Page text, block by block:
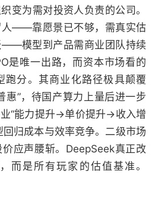
变为需对投资人负责的公司。
人——靠愿景已不够，需真实估
——模型到产品需商业团队持续
是唯一出路，而资本市场看的
跑分。其商业化路径极具颠覆
惠”，待国产算力上量后进一步
“能力提升→单价提升→收入增
回归成本与效率竞争。二级市场
应声腰斩。DeepSeek真正改
而是所有玩家的估值基准。